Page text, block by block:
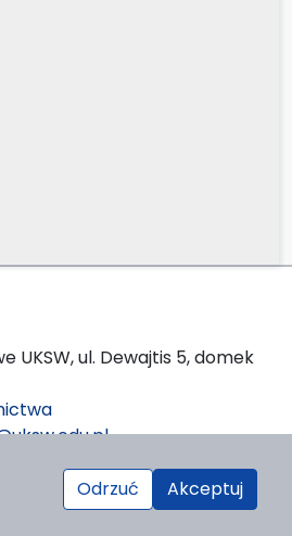
UKSW, ul. Dewajtis 5, domek
Odrzuć Akceptuj